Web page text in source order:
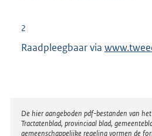
2
Raadpleegbaar via E
r
n
Disclaimer
De hier aangeboden pdf-bestanden van
Tractatenblad, provinciaal blad,
gemeenschappelijke regeling vormen de